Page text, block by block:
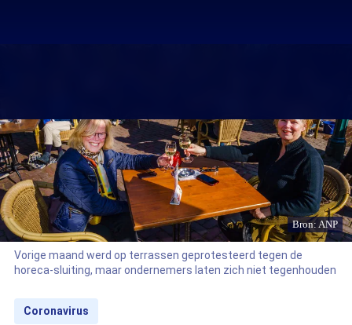
Bron: ANP
Vorige maand werd op terrassen geprotesteerd tegen de
horeca-sluiting, maar ondernemers laten zich niet tegenhouden
Coronavirus